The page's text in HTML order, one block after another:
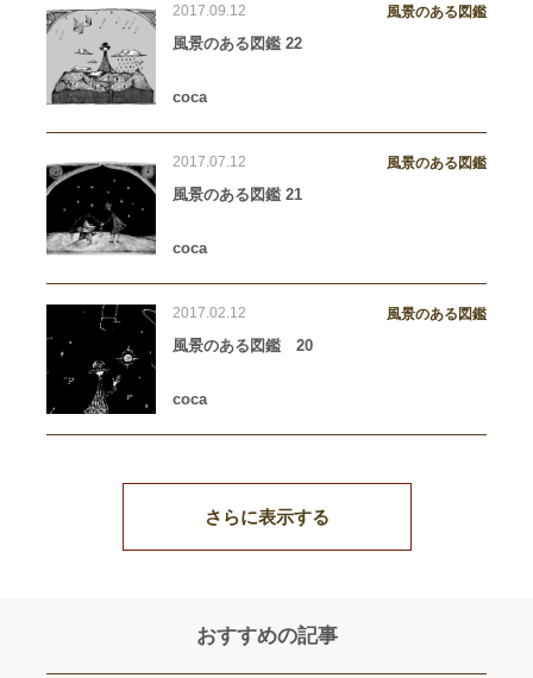
2017.09.12 風景のある図鑑
風景のある図鑑 22
coca
2017.07.12 風景のある図鑑
風景のある図鑑 21
coca
2017.02.12 風景のある図鑑
風景のある図鑑 20
coca
さらに表示する
おすすめの記事